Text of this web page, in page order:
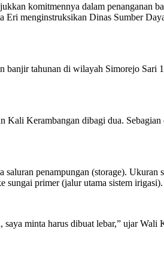
komitmennya dalam penanganan
menginstruksikan Dinas Sumber
tahunan di wilayah Simorejo Sari
Kerambangan dibagi dua.
penampungan (storage).
sungai primer (jalur utama sistem irigasi).
saya minta harus dibuat lebar,” ujar Wali